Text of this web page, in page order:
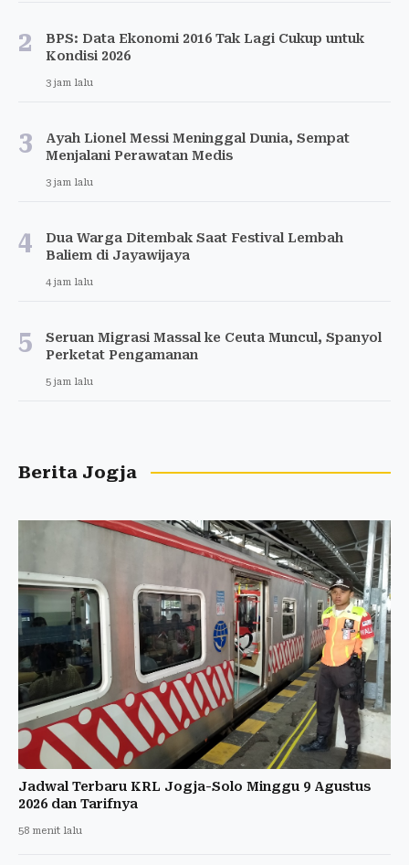
2
BPS: Data Ekonomi 2016 Tak Lagi Cukup untuk
Kondisi 2026
3 jam lalu
3
Ayah Lionel Messi Meninggal Dunia, Sempat
Menjalani Perawatan Medis
3 jam lalu
4
Dua Warga Ditembak Saat Festival Lembah
Baliem di Jayawijaya
4 jam lalu
5
Seruan Migrasi Massal ke Ceuta Muncul, Spanyol
Perketat Pengamanan
5 jam lalu
Berita Jogja
Jadwal Terbaru KRL Jogja-Solo Minggu 9 Agustus
2026 dan Tarifnya
58 menit lalu